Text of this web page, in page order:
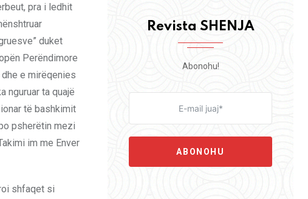
pra i ledhit
duket
Perëndimore
e mirëqenies
nguruar ta quajë
të bashkimit
psherëtin mezi
im me Enver
shfaqet si
Revista SHENJA
Abonohu!
ABONOHU